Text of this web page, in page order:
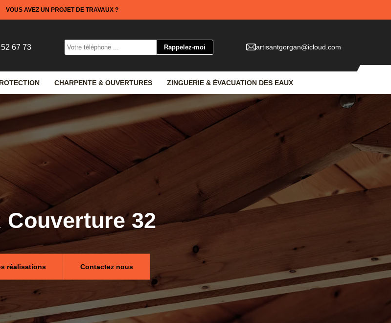
VOUS AVEZ UN PROJET DE TRAVAUX ?
67 73 artisantgorgan@icloud.com
CHARPENTE & OUVERTURES ZINGUERIE & ÉVACUATION DES EAUX
Couverture 32
réalisations Contactez nous